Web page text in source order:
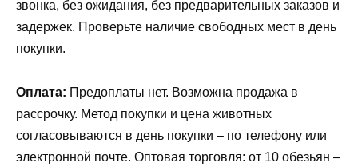
звонка, без ожидания, без предварительных заказов и
задержек. Проверьте наличие свободных мест в день
покупки.
Оплата: Предоплаты нет. Возможна продажа в
рассрочку. Метод покупки и цена животных
согласовываются в день покупки – по телефону или
электронной почте. Оптовая торговля: от 10 обезьян –